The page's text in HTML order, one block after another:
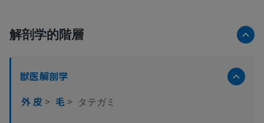
解剖学的階層
獣医解剖学
外 皮 > 毛> タテガミ